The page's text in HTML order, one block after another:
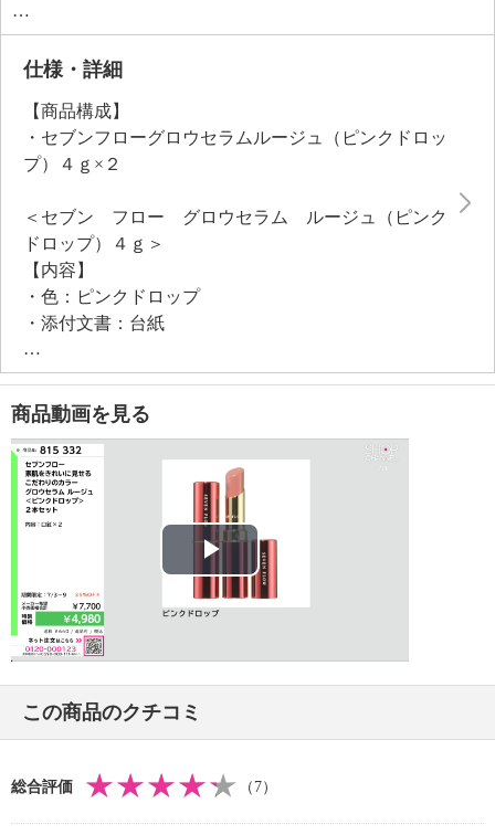
に、重ね塗りでフォーマルな印象を演出。
＜配合／無配合表示＞
合成香料不使用、ノンアルコール、紫外線吸収剤不使
仕様・詳細
【商品構成】
・セブンフローグロウセラムルージュ（ピンクドロッ
プ）４ｇ×２
＜セブン フロー グロウセラム ルージュ（ピンク
ドロップ）４ｇ＞
【内容】
・色：ピンクドロップ
・添付文書：台紙
【原産国（地）】
・日本製
商品動画を見る
Play
Video
この商品のクチコミ
総合評価 （7）